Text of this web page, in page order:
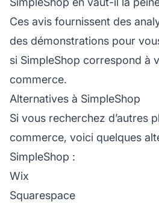
Ces avis fournissent des
des démonstrations pour
si SimpleShop correspond à
commerce.
Alternatives à SimpleShop
Si vous recherchez d’autres
commerce, voici quelques
SimpleShop :
Wix
Squarespace